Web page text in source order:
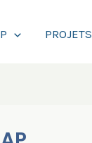
PROJETS